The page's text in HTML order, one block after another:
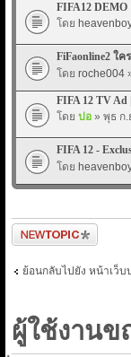
FIFA12 DEMO
โดย
FiFaonline2 ใ
โดย roche004
FIFA 12 TV Ad
โดย ปอ » พุธ ก.
FIFA 12 -
โดย
ตั้งกระทู้ใหม่
ย้อนกลับไปยัง หน้าเว็บ
ผู้ใช้งาน